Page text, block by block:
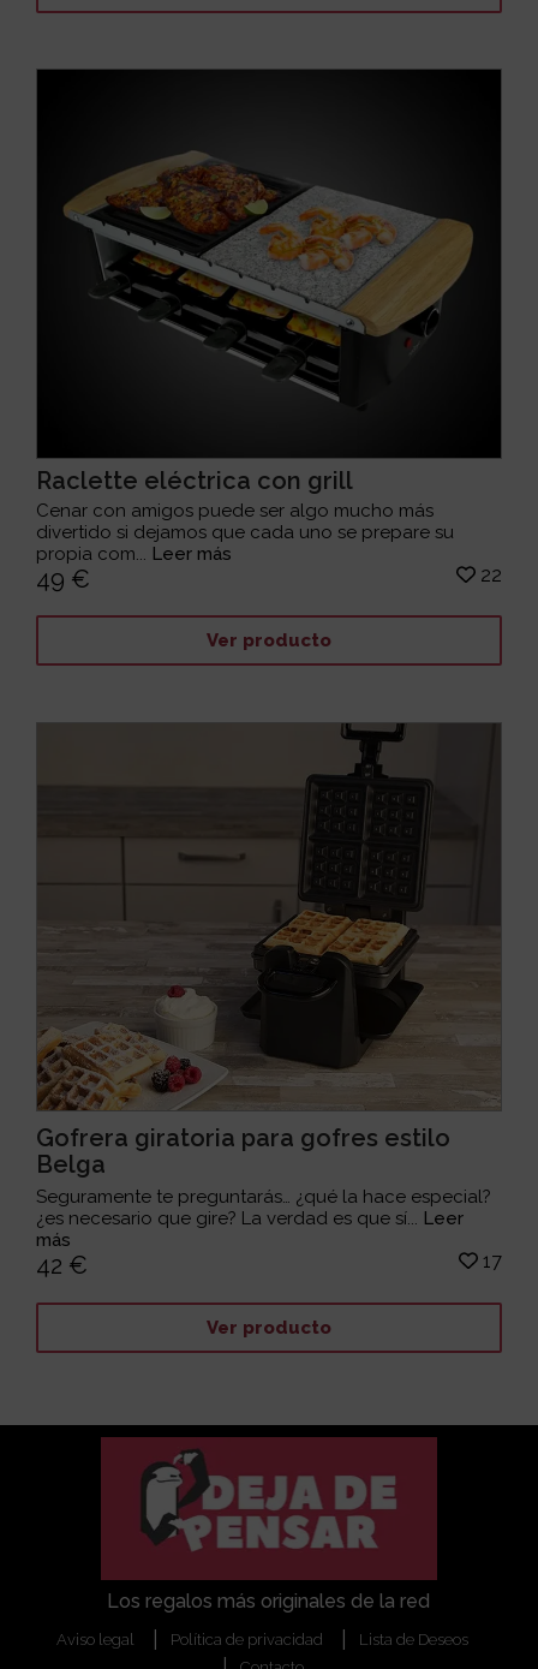
Raclette eléctrica con grill
Cenar con amigos puede ser algo mucho más
divertido si dejamos que cada uno se prepare su
propia com... Leer más
49 € 22
Ver producto
Gofrera giratoria para gofres estilo
Belga
Seguramente te preguntarás… ¿qué la hace especial?
¿es necesario que gire? La verdad es que sí... Leer
más
42 € 17
Ver producto
Los regalos más originales de la red
Aviso legal Política de privacidad
Lista de Deseos